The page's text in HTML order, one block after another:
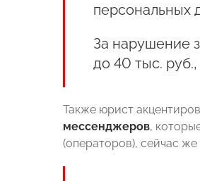
персональных
За нарушение
до 40 тыс.
Также юрист
мессенджеров,
(операторов), сейчас